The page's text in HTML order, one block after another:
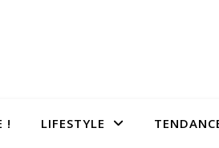
! LIFESTYLE